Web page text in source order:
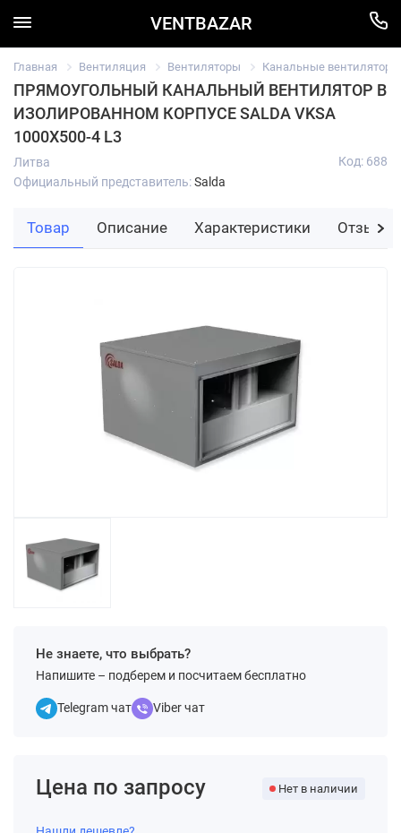
VENTBAZAR
Главная Вентиляция Вентиляторы Канальные вентиляторы
ПРЯМОУГОЛЬНЫЙ КАНАЛЬНЫЙ ВЕНТИЛЯТОР В
ИЗОЛИРОВАННОМ КОРПУСЕ SALDA VKSA
1000X500-4 L3
Литва
Официальный представитель:Salda
Код: 688
Не знаете, что выбрать?
Напишите – подберем и посчитаем бесплатно
Telegram чат Viber чат
Цена по запросу Нет в наличии
Товар Описание Характеристики Отзывы